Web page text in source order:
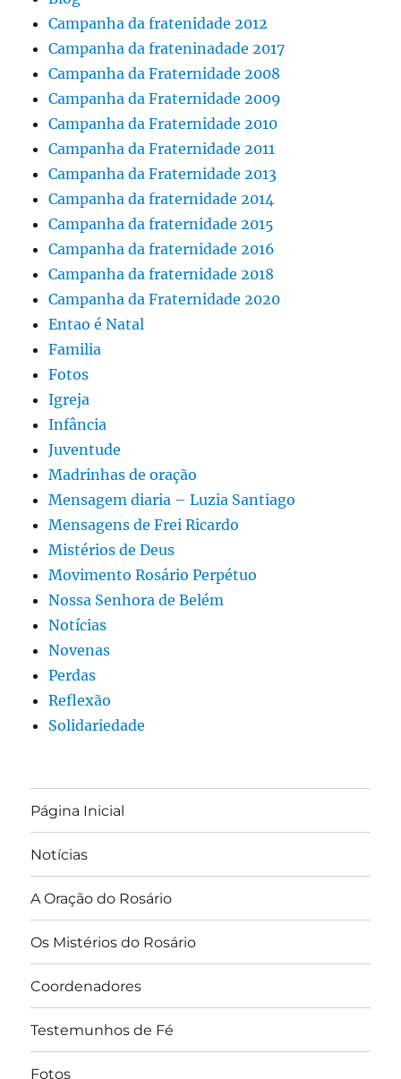
Campanha da fratenidade 2012
Campanha da frateninadade 2017
Campanha da Fraternidade 2008
Campanha da Fraternidade 2009
Campanha da Fraternidade 2010
Campanha da Fraternidade 2011
Campanha da Fraternidade 2013
Campanha da fraternidade 2014
Campanha da fraternidade 2015
Campanha da fraternidade 2016
Campanha da fraternidade 2018
Campanha da Fraternidade 2020
Entao é Natal
Familia
Fotos
Igreja
Infância
Juventude
Madrinhas de oração
Mensagem diaria – Luzia Santiago
Mensagens de Frei Ricardo
Mistérios de Deus
Movimento Rosário Perpétuo
Nossa Senhora de Belém
Notícias
Novenas
Perdas
Reflexão
Solidariedade
Página Inicial
Notícias
A Oração do Rosário
Os Mistérios do Rosário
Coordenadores
Testemunhos de Fé
Fotos